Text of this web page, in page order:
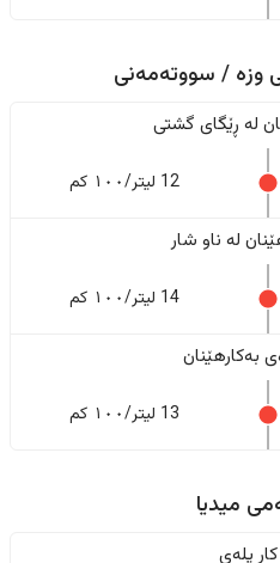
وزە / سووتەمەنی
له ڕێگای گشتی
12 لیتر/١٠٠ کم
له ناو شار
14 لیتر/١٠٠ کم
بەکارهێنان
13 لیتر/١٠٠ کم
میدیا
پلەی